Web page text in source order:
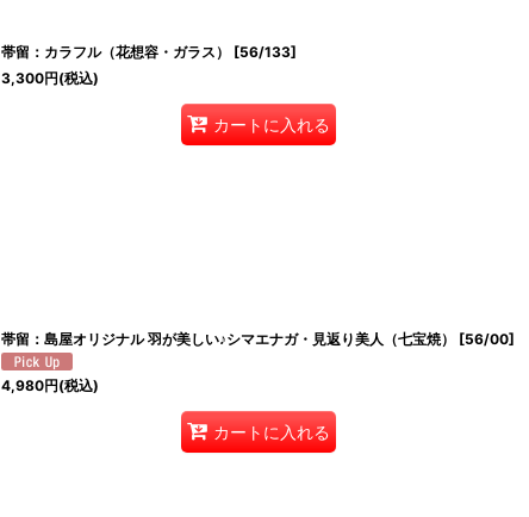
帯留：カラフル（花想容・ガラス） [56/133]
3,300円(税込)
カートに入れる
帯留：島屋オリジナル 羽が美しい♪シマエナガ・見返り美人（七宝焼） [56/00]
4,980円(税込)
カートに入れる